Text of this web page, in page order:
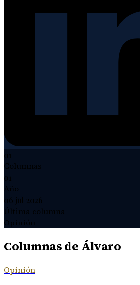
01
Columnas
01
Año
06 jul 2026
Última columna
Opinión
Columnas de Álvaro
Opinión